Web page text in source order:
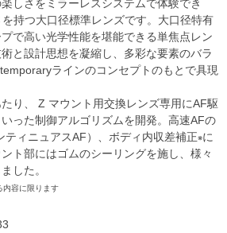
しさをミラーレスシステムで体験でき
持つ大口径標準レンズです。大口径特有
で高い光学性能を堪能できる単焦点レン
と設計思想を凝縮し、多彩な要素のバラ
ラインのコンセプトのもとで具現
り、 Z マウント用交換レンズ専用にAF駆
った制御アルゴリズムを開発。高速AFの
ティニュアスAF）、ボディ内収差補正※に
ト部にはゴムのシーリングを施し、様々
した。
内容に限ります